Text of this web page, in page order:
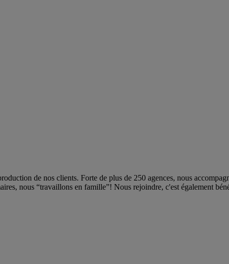
de nos clients. Forte de plus de 250 agences, nous
nous “travaillons en famille”! Nous rejoindre, c'est également